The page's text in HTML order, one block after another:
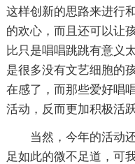
这样创新的思路来进行
的欢心，而且还可以让
比只是唱唱跳跳有意义
是很多没有文艺细胞的
在感了，而那些爱好唱
活动，反而更加积极活
当然，今年的活动
足如此的微不足道，可